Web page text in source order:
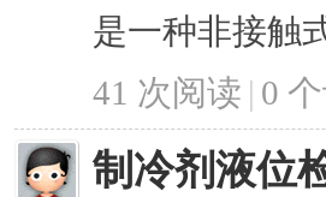
是一种非接触
41 次阅读 | 0
制冷剂液位